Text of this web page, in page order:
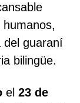
del guaraní
bilingüe.
el 23 de